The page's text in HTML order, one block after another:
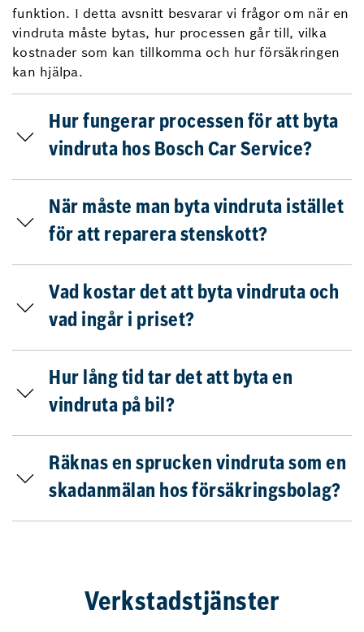
funktion. I detta avsnitt besvarar vi frågor om när en
vindruta måste bytas, hur processen går till, vilka
kostnader som kan tillkomma och hur försäkringen
kan hjälpa.
Hur fungerar processen för att byta
vindruta hos Bosch Car Service?
När måste man byta vindruta istället
för att reparera stenskott?
Vad kostar det att byta vindruta och
vad ingår i priset?
Hur lång tid tar det att byta en
vindruta på bil?
Räknas en sprucken vindruta som en
skadanmälan hos försäkringsbolag?
Verkstadstjänster